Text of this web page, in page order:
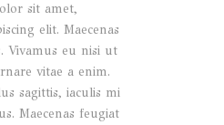
sit amet,
elit. Maecenas
Vivamus eu nisi ut
vitae a enim.
sagittis, iaculis mi
Maecenas feugiat